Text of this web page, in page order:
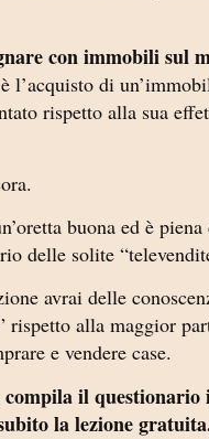
con immobili sul
l’acquisto di
rispetto alla sua
buona ed è
delle solite
avrai delle
rispetto alla maggior
e vendere case.
il questionario
la lezione